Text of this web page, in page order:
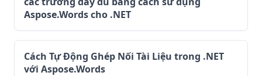
Aspose.Words cho .NET
Cách Tự Động Ghép Nối Tài Liệu trong .NET
với Aspose.Words